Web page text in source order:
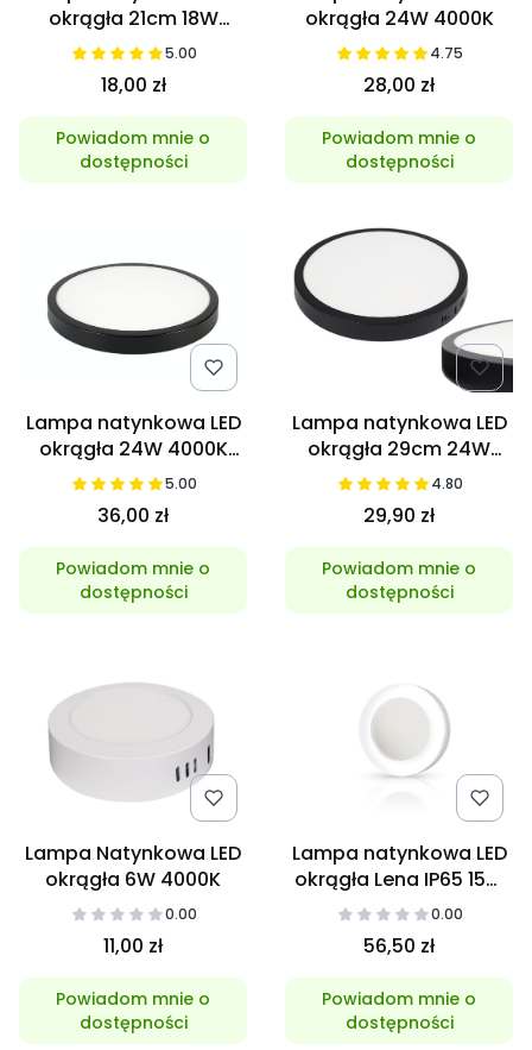
okrągła 21cm 18W
4000K czarna
5.00
18,00 zł
Powiadom mnie o
dostępności
okrągła 24W 4000K
4.75
28,00 zł
Powiadom mnie o
dostępności
Lampa natynkowa LED
okrągła 24W 4000K
Czarna5.00
36,00 zł
Powiadom mnie o
dostępności
Lampa natynkowa LED
okrągła 29cm 24W
4000K czarna
4.80
29,90 zł
Powiadom mnie o
dostępności
Lampa Natynkowa LED
okrągła 6W 4000K
0.00
11,00 zł
Powiadom mnie o
dostępności
Lampa natynkowa LED
okrągła Lena IP65 15W
5000K0.00
56,50 zł
Powiadom mnie o
dostępności